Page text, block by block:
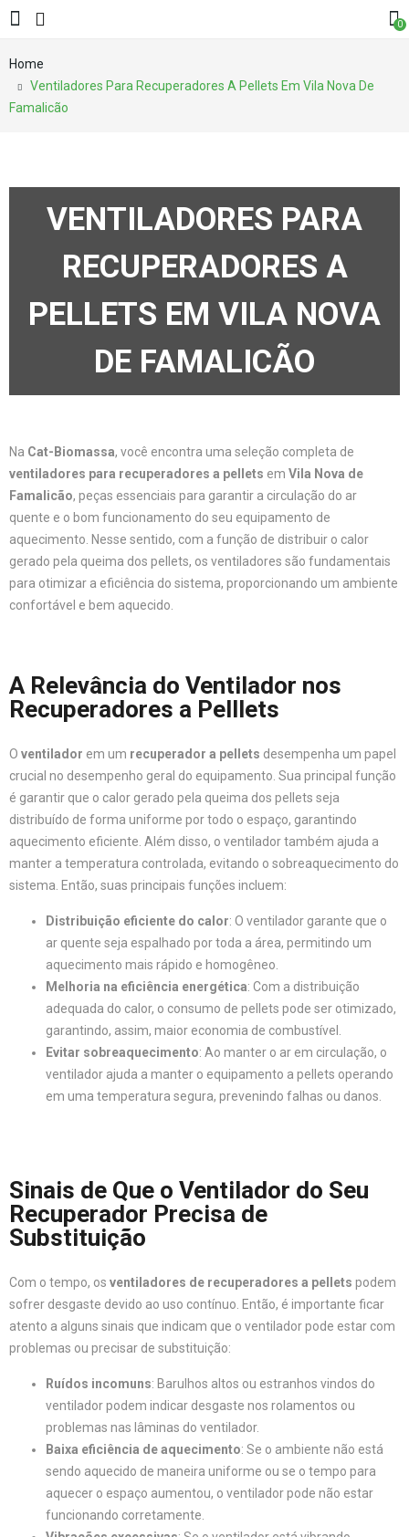
0
Home
Ventiladores Para Recuperadores A Pellets Em Vila Nova De
Famalicão
VENTILADORES PARA
RECUPERADORES A
PELLETS EM VILA NOVA
DE FAMALICÃO
Na Cat-Biomassa, você encontra uma seleção completa de
ventiladores para recuperadores a pellets em Vila Nova de
Famalicão, peças essenciais para garantir a circulação do ar
quente e o bom funcionamento do seu equipamento de
aquecimento. Nesse sentido, com a função de distribuir o calor
gerado pela queima dos pellets, os ventiladores são fundamentais
para otimizar a eficiência do sistema, proporcionando um ambiente
confortável e bem aquecido.
A Relevância do Ventilador nos
Recuperadores a Pelllets
O ventilador em um recuperador a pellets desempenha um papel
crucial no desempenho geral do equipamento. Sua principal função
é garantir que o calor gerado pela queima dos pellets seja
distribuído de forma uniforme por todo o espaço, garantindo
aquecimento eficiente. Além disso, o ventilador também ajuda a
manter a temperatura controlada, evitando o sobreaquecimento do
sistema. Então, suas principais funções incluem:
Distribuição eficiente do calor: O ventilador garante que o
ar quente seja espalhado por toda a área, permitindo um
aquecimento mais rápido e homogêneo.
Melhoria na eficiência energética: Com a distribuição
adequada do calor, o consumo de pellets pode ser otimizado,
garantindo, assim, maior economia de combustível.
Evitar sobreaquecimento: Ao manter o ar em circulação, o
ventilador ajuda a manter o equipamento a pellets operando
em uma temperatura segura, prevenindo falhas ou danos.
Sinais de Que o Ventilador do Seu
Recuperador Precisa de
Substituição
Com o tempo, os ventiladores de recuperadores a pellets podem
sofrer desgaste devido ao uso contínuo. Então, é importante ficar
atento a alguns sinais que indicam que o ventilador pode estar com
problemas ou precisar de substituição:
Ruídos incomuns: Barulhos altos ou estranhos vindos do
ventilador podem indicar desgaste nos rolamentos ou
problemas nas lâminas do ventilador.
Baixa eficiência de aquecimento: Se o ambiente não está
sendo aquecido de maneira uniforme ou se o tempo para
aquecer o espaço aumentou, o ventilador pode não estar
funcionando corretamente.